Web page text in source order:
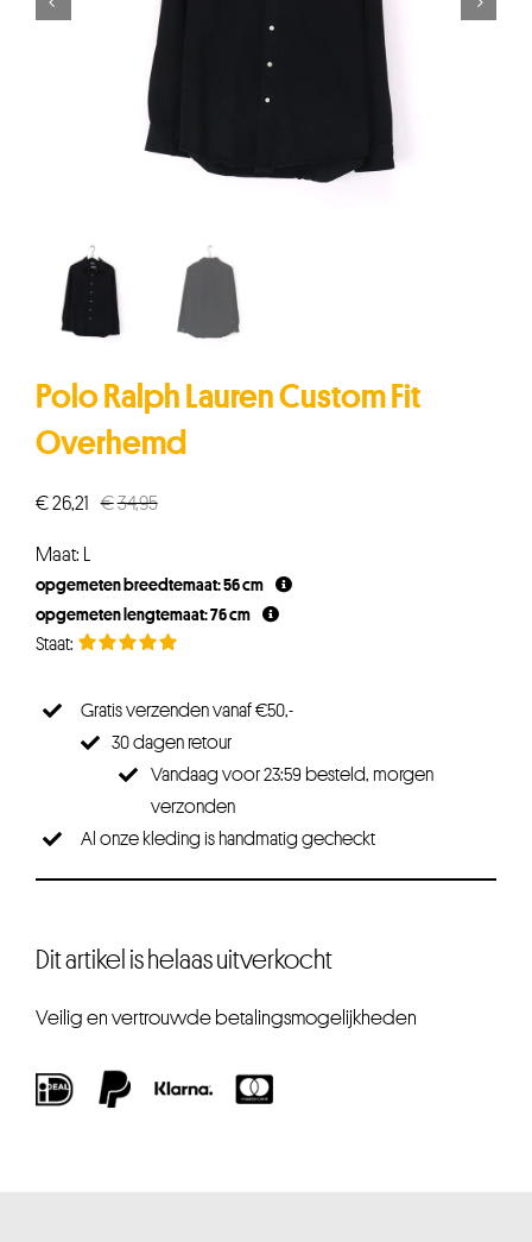
Polo Ralph Lauren Custom Fit
Overhemd
€34,95Oorspronkelijke
€34,95.
€26,21
Huidige
€26,21.
Maat: L
opgemeten breedtemaat: 56 cm
opgemeten lengtemaat: 76 cm
Gratis verzenden vanaf €50,-
30 dagen retour
Vandaag voor 23:59 besteld, morgen
verzonden
Al onze kleding is handmatig gecheckt
Dit artikel is helaas uitverkocht
Veilig en vertrouwde betalingsmogelijkheden